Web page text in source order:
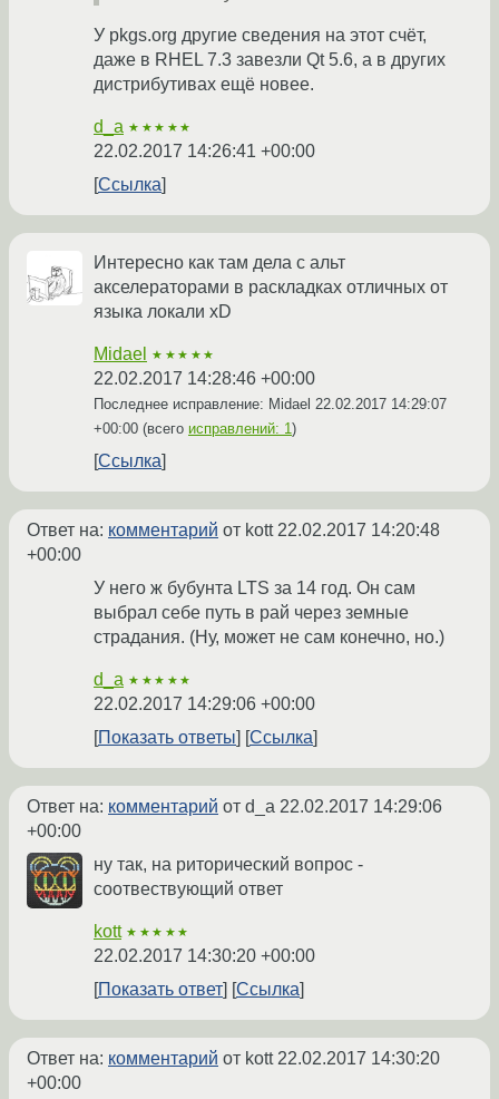
У pkgs.org другие сведения на этот счёт,
даже в RHEL 7.3 завезли Qt 5.6, а в других
дистрибутивах ещё новее.
d_a ★★★★★
22.02.2017 14:26:41 +00:00
Ссылка
Интересно как там дела с альт
акселераторами в раскладках отличных от
языка локали xD
Midael ★★★★★
22.02.2017 14:28:46 +00:00
Последнее исправление: Midael 22.02.2017 14:29:07
+00:00 (всего исправлений: 1)
Ссылка
Ответ на: комментарий от kott 22.02.2017 14:20:48
+00:00
У него ж бубунта LTS за 14 год. Он сам
выбрал себе путь в рай через земные
страдания. (Ну, может не сам конечно, но.)
d_a ★★★★★
22.02.2017 14:29:06 +00:00
Показать ответы
Ссылка
Ответ на: комментарий от d_a 22.02.2017 14:29:06
+00:00
ну так, на риторический вопрос -
соотвествующий ответ
kott ★★★★★
22.02.2017 14:30:20 +00:00
Показать ответ
Ссылка
Ответ на: комментарий от kott 22.02.2017 14:30:20
+00:00